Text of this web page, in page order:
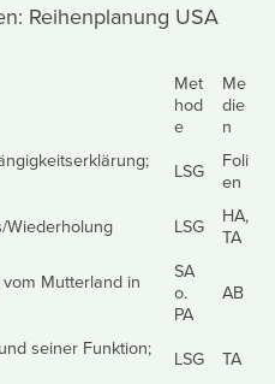
Reihenplanung USA
Met
hod
e
Me
die
n
LSG
Foli
en
Wiederholung LSG
HA,
TA
Mutterland in
SA
o.
PA
AB
seiner Funktion;
LSG
TA